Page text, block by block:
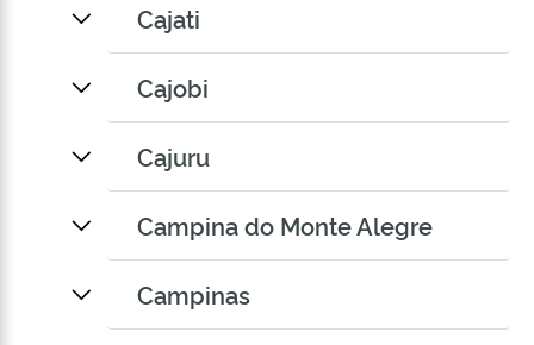
Cajati
Cajobi
Cajuru
Campina do Monte Alegre
Campinas